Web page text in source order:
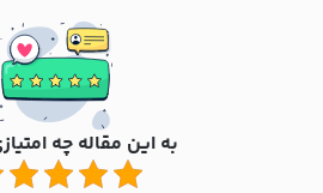
به این مقاله چه